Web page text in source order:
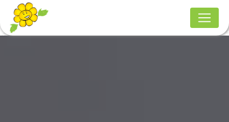
Panneau de gestion des cookies